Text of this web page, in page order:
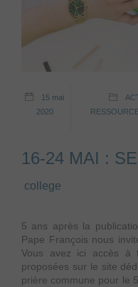
15 mai
2020
16-24 MAI :
college
5 ans après la
Pape François nous
Vous avez ici accès à
proposées sur le site
prière commune pour le